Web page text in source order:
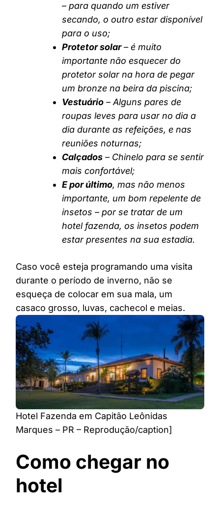
– para quando um estiver
secando, o outro estar disponível
para o uso;
Protetor solar– é muito
importante não esquecer do
protetor solar na hora de pegar
um bronze na beira da piscina;
Vestuário – Alguns pares de
roupas leves para usar no dia a
dia durante as refeições, e nas
reuniões noturnas;
Calçados – Chinelo para se sentir
mais confortável;
E por último, mas não menos
importante, um bom repelente de
insetos – por se tratar de um
hotel fazenda, os insetos podem
estar presentes na sua estadia.
Caso você esteja programando uma visita
durante o período de inverno, não se
esqueça de colocar em sua mala, um
casaco grosso, luvas, cachecol e meias.
Hotel Fazenda em Capitão Leônidas
Marques – PR – Reprodução/caption]
Como chegar no
hotel